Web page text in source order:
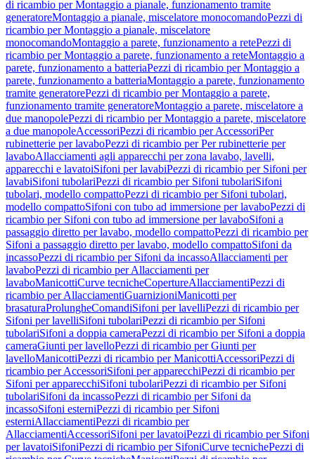
di ricambio per Montaggio a pianale, funzionamento tramite
generatoreMontaggio a pianale, miscelatore monocomandoPezzi di
ricambio per Montaggio a pianale, miscelatore
monocomandoMontaggio a parete, funzionamento a retePezzi di
ricambio per Montaggio a parete, funzionamento a reteMontaggio a
parete, funzionamento a batteriaPezzi di ricambio per Montaggio a
parete, funzionamento a batteriaMontaggio a parete, funzionamento
tramite generatorePezzi di ricambio per Montaggio a parete,
funzionamento tramite generatoreMontaggio a parete, miscelatore a
due manopolePezzi di ricambio per Montaggio a parete, miscelatore
a due manopoleAccessoriPezzi di ricambio per AccessoriPer
rubinetterie per lavaboPezzi di ricambio per Per rubinetterie per
lavaboAllacciamenti agli apparecchi per zona lavabo, lavelli,
apparecchi e lavatoiSifoni per lavabiPezzi di ricambio per Sifoni per
lavabiSifoni tubolariPezzi di ricambio per Sifoni tubolariSifoni
tubolari, modello compattoPezzi di ricambio per Sifoni tubolari,
modello compattoSifoni con tubo ad immersione per lavaboPezzi di
ricambio per Sifoni con tubo ad immersione per lavaboSifoni a
passaggio diretto per lavabo, modello compattoPezzi di ricambio per
Sifoni a passaggio diretto per lavabo, modello compattoSifoni da
incassoPezzi di ricambio per Sifoni da incassoAllacciamenti per
lavaboPezzi di ricambio per Allacciamenti per
lavaboManicottiCurve tecnicheCopertureAllacciamentiPezzi di
ricambio per AllacciamentiGuarnizioniManicotti per
brasaturaProlungheComandiSifoni per lavelliPezzi di ricambio per
Sifoni per lavelliSifoni tubolariPezzi di ricambio per Sifoni
tubolariSifoni a doppia cameraPezzi di ricambio per Sifoni a doppia
cameraGiunti per lavelloPezzi di ricambio per Giunti per
lavelloManicottiPezzi di ricambio per ManicottiAccessoriPezzi di
ricambio per AccessoriSifoni per apparecchiPezzi di ricambio per
Sifoni per apparecchiSifoni tubolariPezzi di ricambio per Sifoni
tubolariSifoni da incassoPezzi di ricambio per Sifoni da
incassoSifoni esterniPezzi di ricambio per Sifoni
esterniAllacciamentiPezzi di ricambio per
AllacciamentiAccessoriSifoni per lavatoiPezzi di ricambio per Sifoni
per lavatoiSifoniPezzi di ricambio per SifoniCurve tecnichePezzi di